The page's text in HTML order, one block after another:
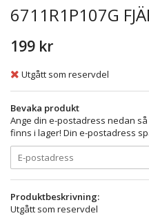
6711R1P107G
199 kr
Utgått som reservdel
Bevaka produkt
Ange din e-postadress nedan
finns i lager! Din e-postadress
Produktbeskrivning:
Utgått som reservdel